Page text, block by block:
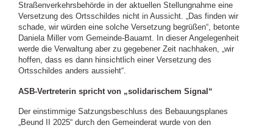
Straßenverkehrsbehörde in der aktuellen Stellungnahme eine
Versetzung des Ortsschildes nicht in Aussicht. „Das finden wir
schade, wir würden eine solche Versetzung begrüßen“, betonte
Daniela Miller vom Gemeinde-Bauamt. In dieser Angelegenheit
werde die Verwaltung aber zu gegebener Zeit nachhaken, „wir
hoffen, dass es dann hinsichtlich einer Versetzung des
Ortsschildes anders aussieht“.
ASB-Vertreterin spricht von „solidarischem Signal“
Der einstimmige Satzungsbeschluss des Bebauungsplanes
„Beund II 2025“ durch den Gemeinderat wurde von den